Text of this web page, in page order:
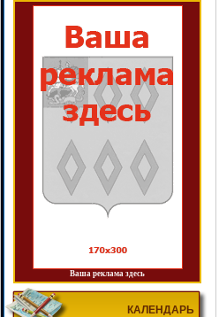
Ваша реклама здесь
КАЛЕНДАРЬ